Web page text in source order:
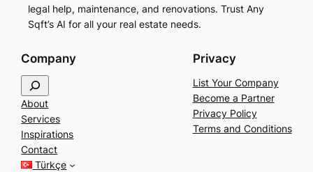
legal help, maintenance, and renovations. Trust Any
Sqft’s AI for all your real estate needs.
Company
e
a
r
c
h
About
Services
Inspirations
Contact
Türkçe
Privacy
List Your Company
Become a Partner
Privacy Policy
Terms and Conditions